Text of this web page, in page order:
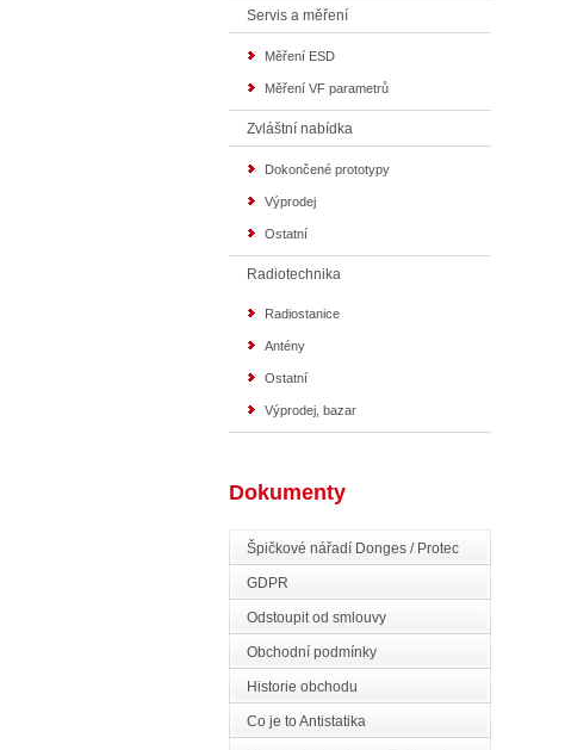
Servis a měření
Měření ESD
Měření VF parametrů
Zvláštní nabídka
Dokončené prototypy
Výprodej
Ostatní
Radiotechnika
Radiostanice
Antény
Ostatní
Výprodej, bazar
Dokumenty
Špičkové nářadí Donges / Protec
GDPR
Odstoupit od smlouvy
Obchodní podmínky
Historie obchodu
Co je to Antistatika